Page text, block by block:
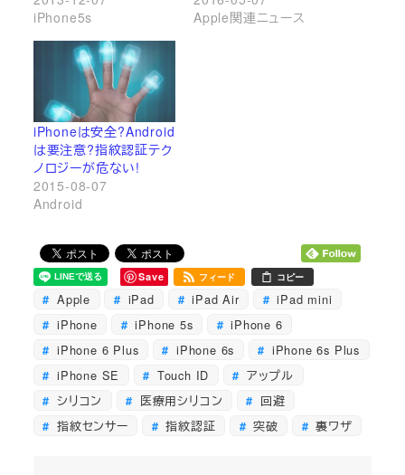
iPhone5s
Apple関連ニュース
iPhoneは安全?Android
は要注意?指紋認証テク
ノロジーが危ない!
2015-08-07
Android
Save フィード コピー
Apple iPad iPad Air
iPad mini
iPhone
iPhone 5s
iPhone 6
iPhone 6 Plus
iPhone 6s
iPhone 6s Plus
iPhone SE
Touch ID
アップル
シリコン
医療用シリコン
回避
指紋センサー
指紋認証 突破 裏ワザ